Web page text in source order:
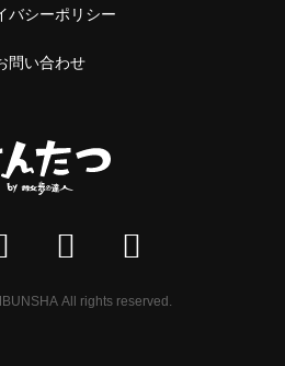
バシーポリシー
問い合わせ
All rights reserved.